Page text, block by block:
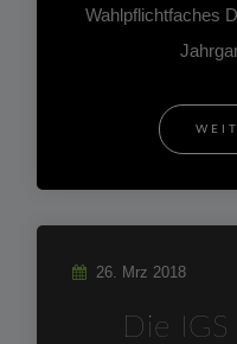
Wahlpflichtfaches
26. Mrz 2018
Die